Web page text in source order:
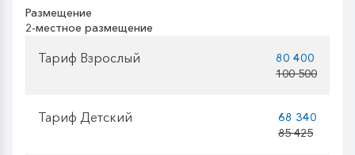
Размещение
2-местное размещение
Тариф Взрослый
80 400
100 500
Тариф Детский
68 340
85 425